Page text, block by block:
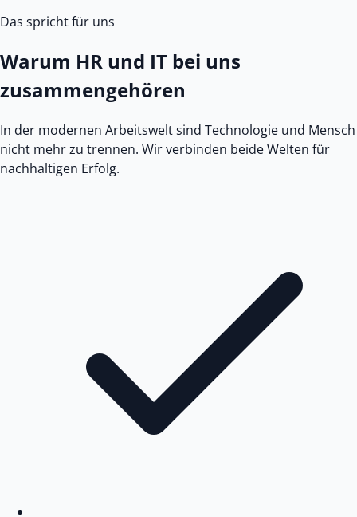
Das spricht für uns
Warum HR und IT bei uns
zusammengehören
In der modernen Arbeitswelt sind Technologie und Mensch
nicht mehr zu trennen. Wir verbinden beide Welten für
nachhaltigen Erfolg.